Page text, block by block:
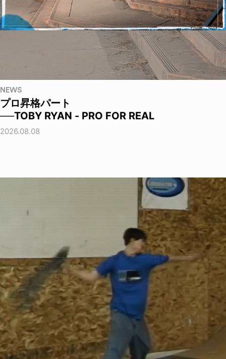
NEWS
プロ昇格パート
──TOBY RYAN - PRO FOR REAL
2026.08.08